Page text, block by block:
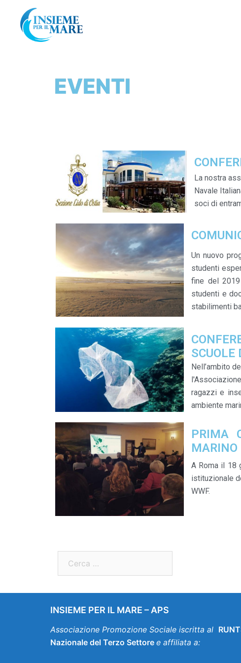
EVENTI
La nostra
Navale
soci di
Un nuovo
studenti
fine del
studenti e
stabilimenti
SCUOLE
Nell’ambito
ragazzi e
ambiente
PRIMA
MARINO
A Roma il 18
istituzionale
WWF.
INSIEME PER IL MARE – APS
Associazione Promozione Sociale iscritta al
Nazionale del Terzo Settore e affiliata a: